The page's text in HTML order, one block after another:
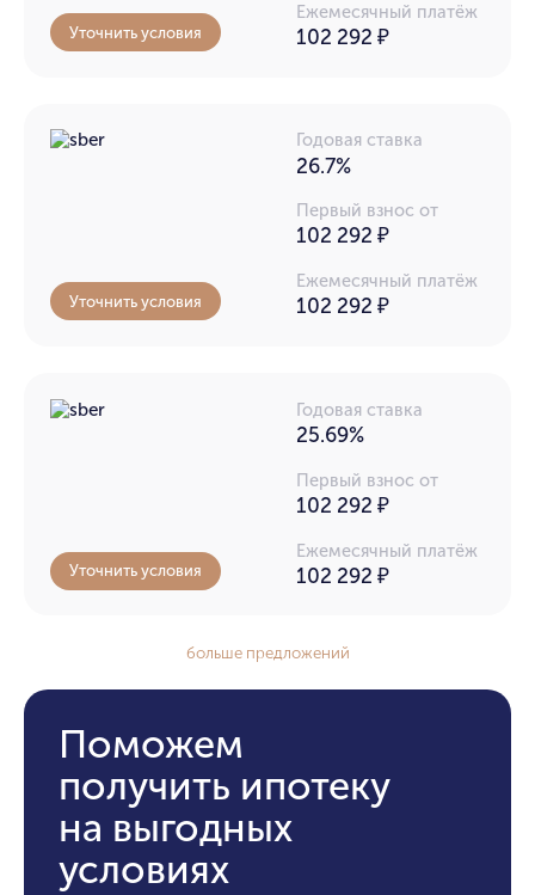
Ежемесячный платёж
102 292 ₽
Уточнить условия
Годовая ставка
26.7%
Первый взнос от
102 292 ₽
Ежемесячный платёж
102 292 ₽
Уточнить условия
Годовая ставка
25.69%
Первый взнос от
102 292 ₽
Ежемесячный платёж
102 292 ₽
Уточнить условия
больше предложений
Поможем
получить ипотеку
на выгодных
условиях